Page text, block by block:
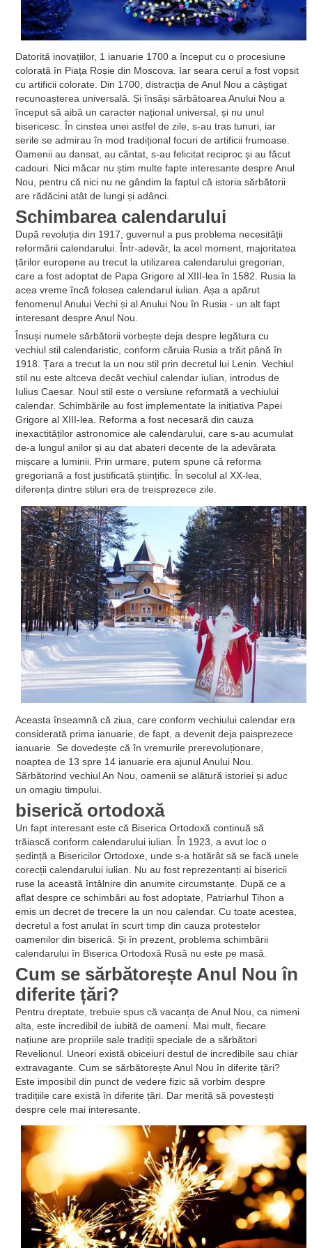
Datorită inovațiilor, 1 ianuarie 1700 a început cu o procesiune
colorată în Piața Roșie din Moscova. Iar seara cerul a fost vopsit
cu artificii colorate. Din 1700, distracția de Anul Nou a câștigat
recunoașterea universală. Și însăși sărbătoarea Anului Nou a
început să aibă un caracter național universal, și nu unul
bisericesc. În cinstea unei astfel de zile, s-au tras tunuri, iar
serile se admirau în mod tradițional focuri de artificii frumoase.
Oamenii au dansat, au cântat, s-au felicitat reciproc și au făcut
cadouri. Nici măcar nu știm multe fapte interesante despre Anul
Nou, pentru că nici nu ne gândim la faptul că istoria sărbătorii
are rădăcini atât de lungi și adânci.
Schimbarea calendarului
După revoluția din 1917, guvernul a pus problema necesității
reformării calendarului. Într-adevăr, la acel moment, majoritatea
țărilor europene au trecut la utilizarea calendarului gregorian,
care a fost adoptat de Papa Grigore al XIII-lea în 1582. Rusia la
acea vreme încă folosea calendarul iulian. Așa a apărut
fenomenul Anului Vechi și al Anului Nou în Rusia - un alt fapt
interesant despre Anul Nou.
Însuși numele sărbătorii vorbește deja despre legătura cu
vechiul stil calendaristic, conform căruia Rusia a trăit până în
1918. Țara a trecut la un nou stil prin decretul lui Lenin. Vechiul
stil nu este altceva decât vechiul calendar iulian, introdus de
Iulius Caesar. Noul stil este o versiune reformată a vechiului
calendar. Schimbările au fost implementate la inițiativa Papei
Grigore al XIII-lea. Reforma a fost necesară din cauza
inexactităților astronomice ale calendarului, care s-au acumulat
de-a lungul anilor și au dat abateri decente de la adevărata
mișcare a luminii. Prin urmare, putem spune că reforma
gregoriană a fost justificată științific. În secolul al XX-lea,
diferența dintre stiluri era de treisprezece zile.
Aceasta înseamnă că ziua, care conform vechiului calendar era
considerată prima ianuarie, de fapt, a devenit deja paisprezece
ianuarie. Se dovedește că în vremurile prerevoluționare,
noaptea de 13 spre 14 ianuarie era ajunul Anului Nou.
Sărbătorind vechiul An Nou, oamenii se alătură istoriei și aduc
un omagiu timpului.
biserică ortodoxă
Un fapt interesant este că Biserica Ortodoxă continuă să
trăiască conform calendarului iulian. În 1923, a avut loc o
ședință a Bisericilor Ortodoxe, unde s-a hotărât să se facă unele
corecții calendarului iulian. Nu au fost reprezentanți ai bisericii
ruse la această întâlnire din anumite circumstanțe. După ce a
aflat despre ce schimbări au fost adoptate, Patriarhul Tihon a
emis un decret de trecere la un nou calendar. Cu toate acestea,
decretul a fost anulat în scurt timp din cauza protestelor
oamenilor din biserică. Și în prezent, problema schimbării
calendarului în Biserica Ortodoxă Rusă nu este pe masă.
Cum se sărbătorește Anul Nou în
diferite țări?
Pentru dreptate, trebuie spus că vacanța de Anul Nou, ca nimeni
alta, este incredibil de iubită de oameni. Mai mult, fiecare
națiune are propriile sale tradiții speciale de a sărbători
Revelionul. Uneori există obiceiuri destul de incredibile sau chiar
extravagante. Cum se sărbătorește Anul Nou în diferite țări?
Este imposibil din punct de vedere fizic să vorbim despre
tradițiile care există în diferite țări. Dar merită să povestești
despre cele mai interesante.